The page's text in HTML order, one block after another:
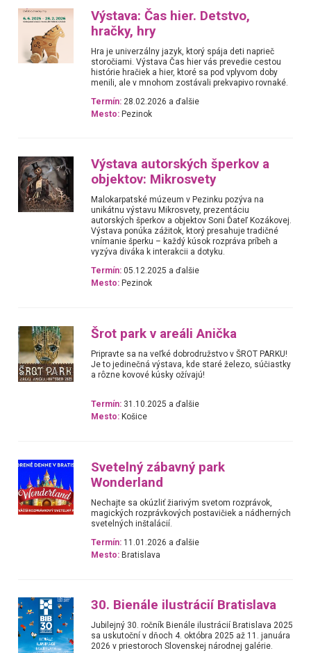
Výstava: Čas hier. Detstvo,
hračky, hry
Hra je univerzálny jazyk, ktorý spája deti naprieč
storočiami. Výstava Čas hier vás prevedie cestou
histórie hračiek a hier, ktoré sa pod vplyvom doby
menili, ale v mnohom zostávali prekvapivo rovnaké.
Termín: 28.02.2026 a ďalšie
Mesto: Pezinok
Výstava autorských šperkov a
objektov: Mikrosvety
Malokarpatské múzeum v Pezinku pozýva na
unikátnu výstavu Mikrosvety, prezentáciu
autorských šperkov a objektov Soni Ďateľ Kozákovej.
Výstava ponúka zážitok, ktorý presahuje tradičné
vnímanie šperku – každý kúsok rozpráva príbeh a
vyzýva diváka k interakcii a dotyku.
Termín: 05.12.2025 a ďalšie
Mesto: Pezinok
Šrot park v areáli Anička
Pripravte sa na veľké dobrodružstvo v ŠROT PARKU!
Je to jedinečná výstava, kde staré železo, súčiastky
a rôzne kovové kúsky ožívajú!
Termín: 31.10.2025 a ďalšie
Mesto: Košice
Svetelný zábavný park
Wonderland
Nechajte sa okúzliť žiarivým svetom rozprávok,
magických rozprávkových postavičiek a nádherných
svetelných inštalácií.
Termín: 11.01.2026 a ďalšie
Mesto: Bratislava
30. Bienále ilustrácií Bratislava
Jubilejný 30. ročník Bienále ilustrácií Bratislava 2025
sa uskutoční v dňoch 4. októbra 2025 až 11. januára
2026 v priestoroch Slovenskej národnej galérie.